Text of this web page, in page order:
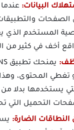
البيانات:
والتطبيقات،
المستخدم الذي
أخف في كثير من
تغطي المحتوى،
يستخدمها بدلا من
التحميل التي
النطاقات الضارة: